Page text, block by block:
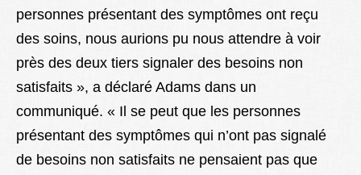
personnes présentant des symptômes ont reçu
des soins, nous aurions pu nous attendre à voir
près des deux tiers signaler des besoins non
satisfaits », a déclaré Adams dans un
communiqué. « Il se peut que les personnes
présentant des symptômes qui n’ont pas signalé
de besoins non satisfaits ne pensaient pas que